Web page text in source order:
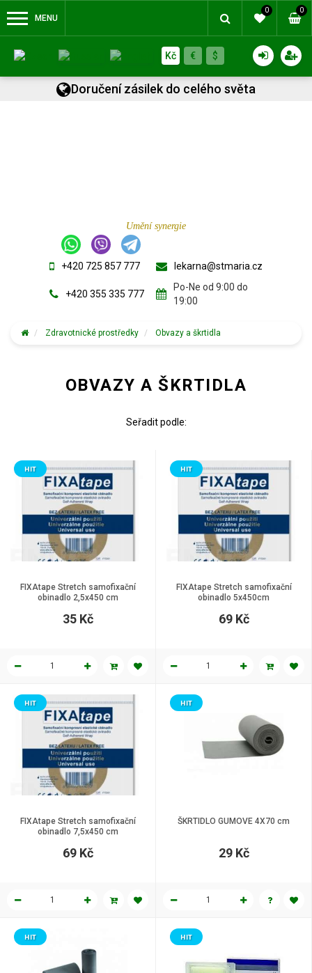
MENU
0 0
Kč € $
Doručení zásilek do celého světa
Umění synergie
+420 725 857 777
+420 355 335 777
lekarna@stmaria.cz
Po-Ne od 9:00 do
19:00
Zdravotnické prostředky Obvazy a škrtidla
OBVAZY A ŠKRTIDLA
Seřadit podle:
FIXAtape Stretch samofixační
obinadlo 2,5x450 cm
HIT
35 Kč
FIXAtape Stretch samofixační
obinadlo 5x450cm
HIT
69 Kč
FIXAtape Stretch samofixační
obinadlo 7,5x450 cm
HIT
69 Kč
ŠKRTIDLO GUMOVE 4X70 cm
HIT
29 Kč
HIT HIT